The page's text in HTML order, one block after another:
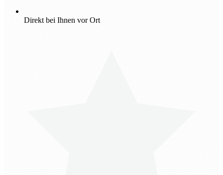
Direkt bei Ihnen vor Ort